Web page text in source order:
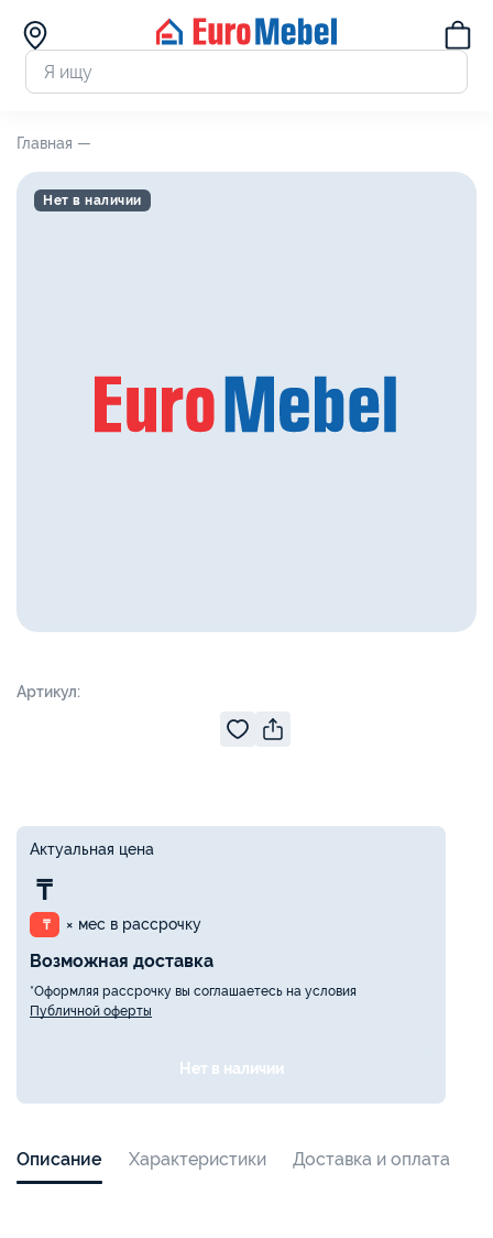
Главная —
Артикул:
Нет в наличии
Актуальная цена
₸
₸ × мес в рассрочку
Возможная доставка
*Оформляя рассрочку вы соглашаетесь на условия
Публичной оферты
Нет в наличии
Описание Характеристики Доставка и оплата